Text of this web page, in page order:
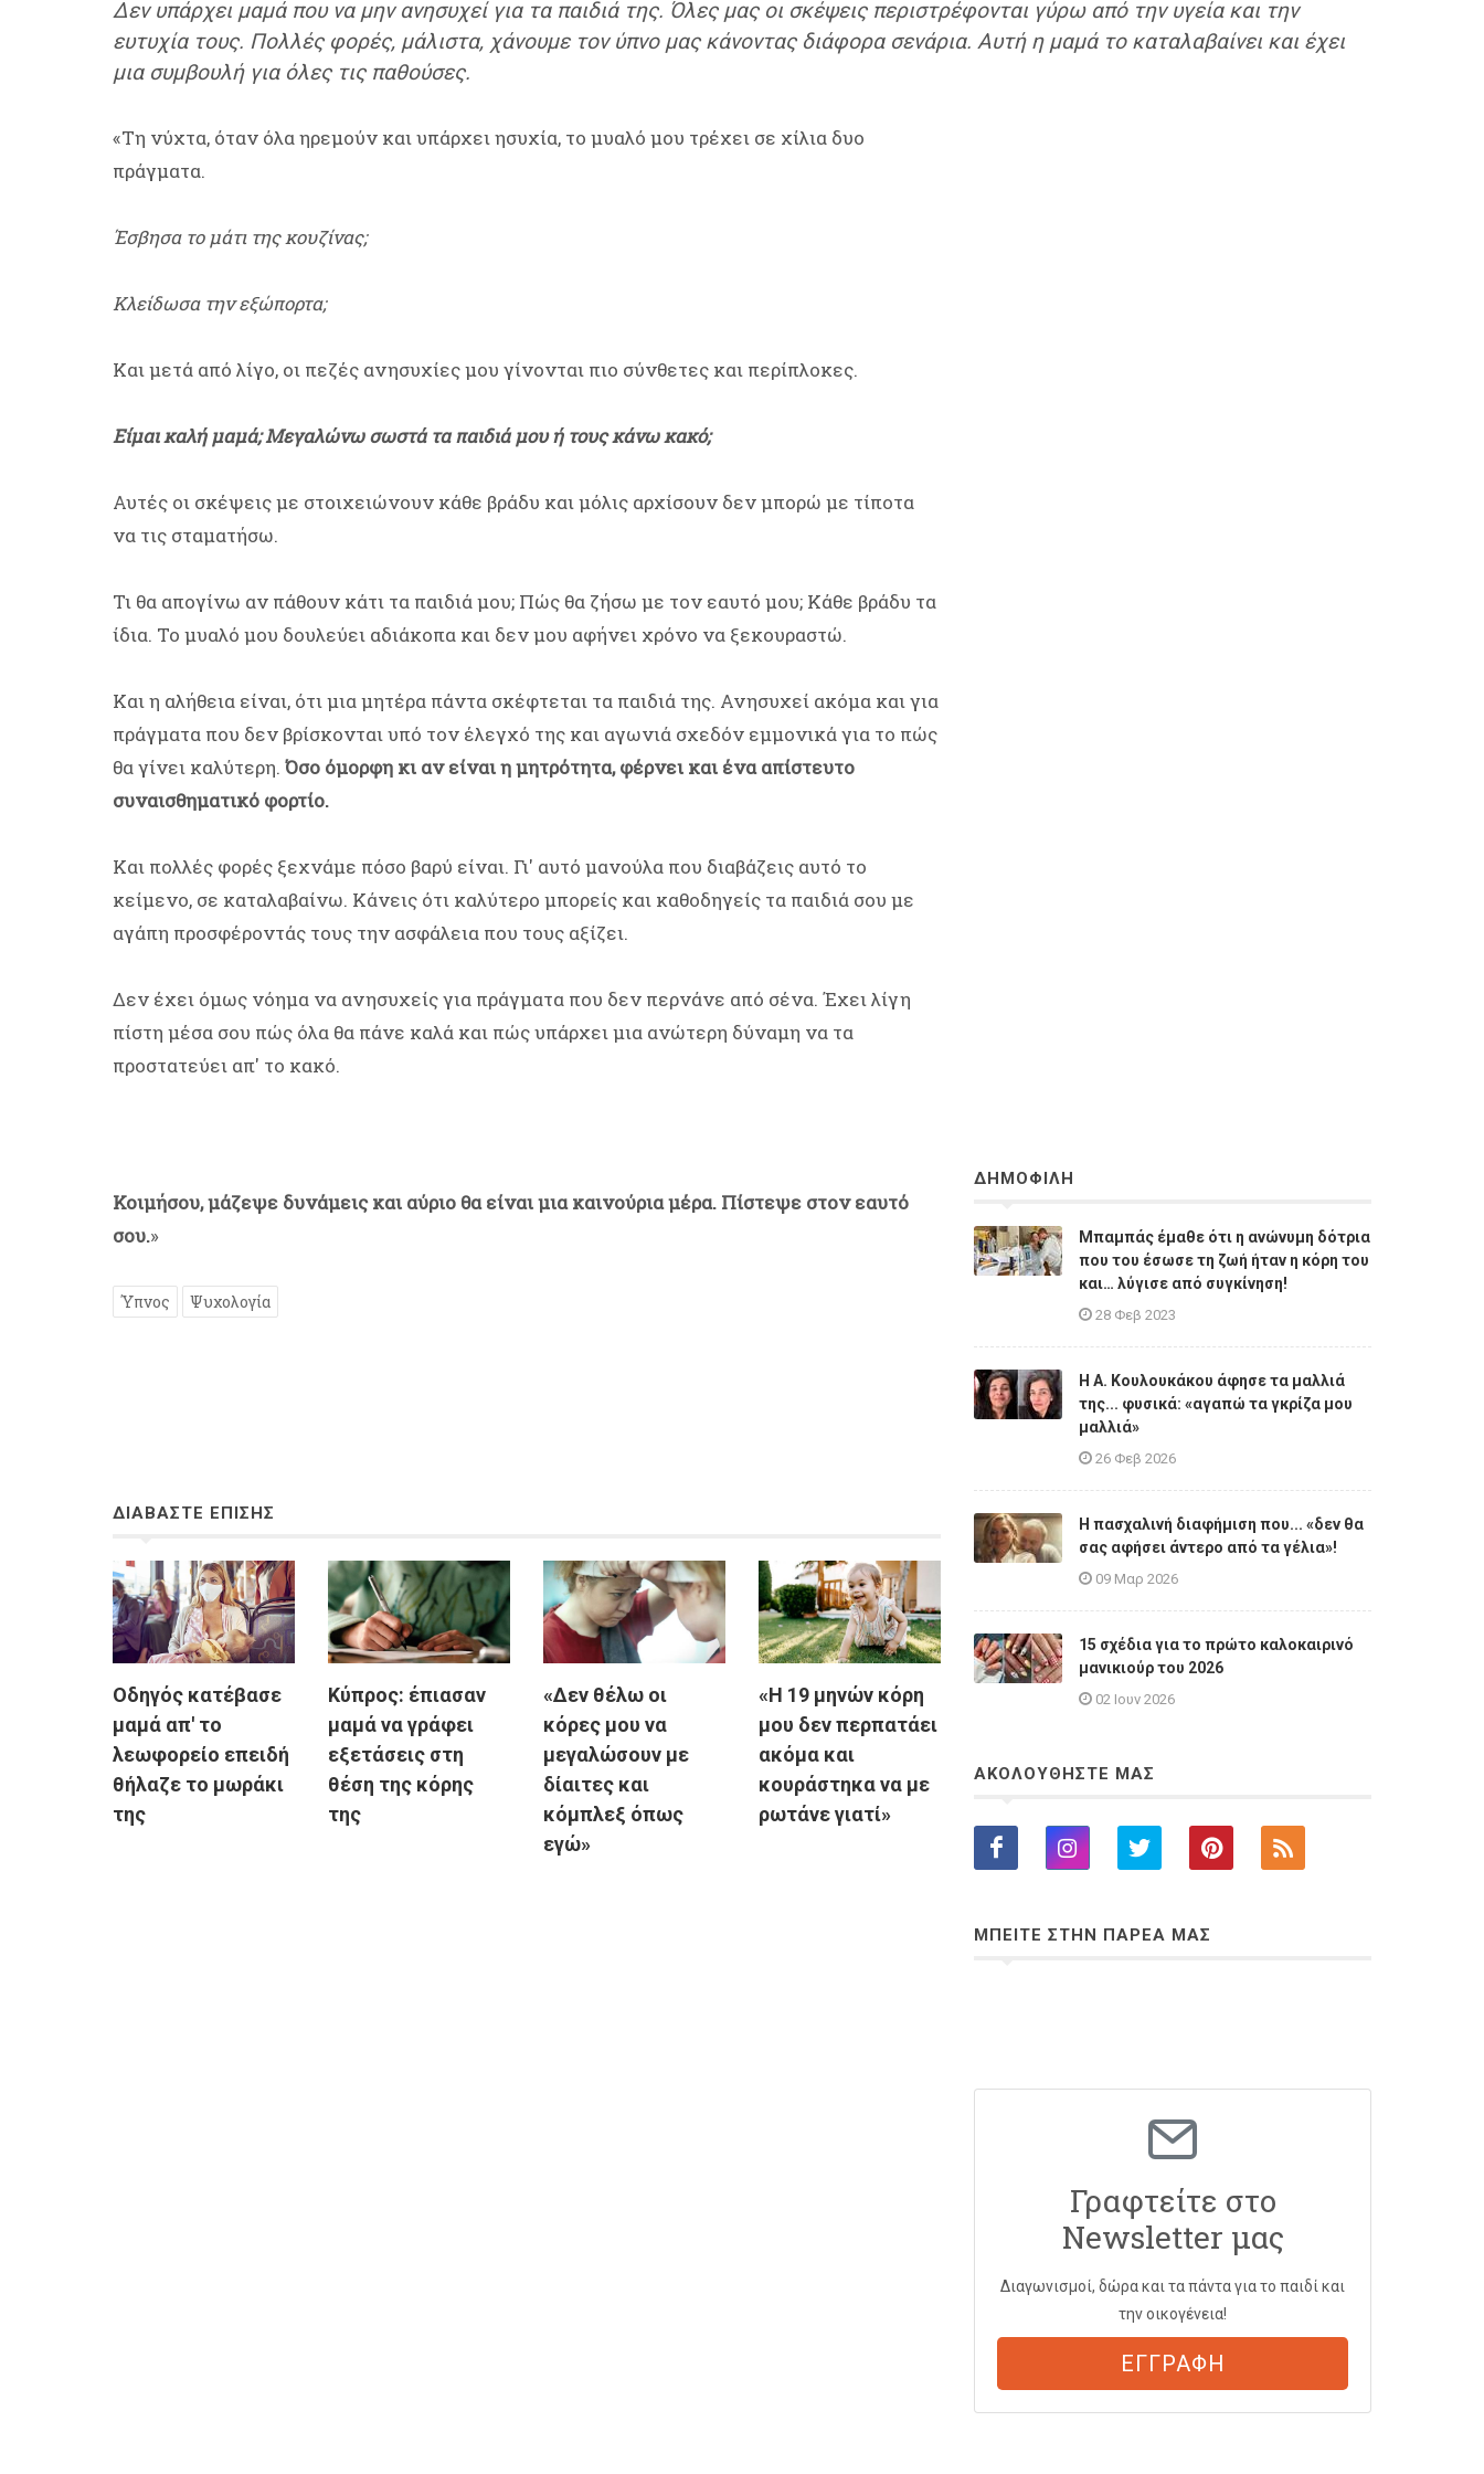
Δεν υπάρχει μαμά που να μην ανησυχεί για τα παιδιά της. Όλες μας οι σκέψεις περιστρέφονται γύρω από την υγεία και την
ευτυχία τους. Πολλές φορές, μάλιστα, χάνουμε τον ύπνο μας κάνοντας διάφορα σενάρια. Αυτή η μαμά το καταλαβαίνει και έχει
μια συμβουλή για όλες τις παθούσες.
«Τη νύχτα, όταν όλα ηρεμούν και υπάρχει ησυχία, το μυαλό μου τρέχει σε χίλια δυο
πράγματα.
Έσβησα το μάτι της κουζίνας;
Κλείδωσα την εξώπορτα;
Και μετά από λίγο, οι πεζές ανησυχίες μου γίνονται πιο σύνθετες και περίπλοκες.
Είμαι καλή μαμά; Μεγαλώνω σωστά τα παιδιά μου ή τους κάνω κακό;
Αυτές οι σκέψεις με στοιχειώνουν κάθε βράδυ και μόλις αρχίσουν δεν μπορώ με τίποτα
να τις σταματήσω.
Τι θα απογίνω αν πάθουν κάτι τα παιδιά μου; Πώς θα ζήσω με τον εαυτό μου; Κάθε βράδυ τα
ίδια. Το μυαλό μου δουλεύει αδιάκοπα και δεν μου αφήνει χρόνο να ξεκουραστώ.
Και η αλήθεια είναι, ότι μια μητέρα πάντα σκέφτεται τα παιδιά της. Ανησυχεί ακόμα και για
πράγματα που δεν βρίσκονται υπό τον έλεγχό της και αγωνιά σχεδόν εμμονικά για το πώς
θα γίνει καλύτερη. Όσο όμορφη κι αν είναι η μητρότητα, φέρνει και ένα απίστευτο
συναισθηματικό φορτίο.
Και πολλές φορές ξεχνάμε πόσο βαρύ είναι. Γι' αυτό μανούλα που διαβάζεις αυτό το
κείμενο, σε καταλαβαίνω. Κάνεις ότι καλύτερο μπορείς και καθοδηγείς τα παιδιά σου με
αγάπη προσφέροντάς τους την ασφάλεια που τους αξίζει.
Δεν έχει όμως νόημα να ανησυχείς για πράγματα που δεν περνάνε από σένα. Έχει λίγη
πίστη μέσα σου πώς όλα θα πάνε καλά και πώς υπάρχει μια ανώτερη δύναμη να τα
προστατεύει απ' το κακό.
Κοιμήσου, μάζεψε δυνάμεις και αύριο θα είναι μια καινούρια μέρα. Πίστεψε στον εαυτό
σου.»
Ύπνος Ψυχολογία
ΔΙΑΒΑΣΤΕ ΕΠΙΣΗΣ
Οδηγός κατέβασε
μαμά απ' το
λεωφορείο επειδή
θήλαζε το μωράκι
της
Κύπρος: έπιασαν
μαμά να γράφει
εξετάσεις στη
θέση της κόρης
της
«Δεν θέλω οι
κόρες μου να
μεγαλώσουν με
δίαιτες και
κόμπλεξ όπως
εγώ»
«Η 19 μηνών κόρη
μου δεν περπατάει
ακόμα και
κουράστηκα να με
ρωτάνε γιατί»
ΔΗΜΟΦΙΛΗ
Μπαμπάς έμαθε ότι η ανώνυμη δότρια
που του έσωσε τη ζωή ήταν η κόρη του
και… λύγισε από συγκίνηση!
28 Φεβ 2023
Η A. Κουλουκάκου άφησε τα μαλλιά
της... φυσικά: «αγαπώ τα γκρίζα μου
μαλλιά»
26 Φεβ 2026
Η πασχαλινή διαφήμιση που... «δεν θα
σας αφήσει άντερο από τα γέλια»!
09 Μαρ 2026
15 σχέδια για το πρώτο καλοκαιρινό
μανικιούρ του 2026
02 Ιουν 2026
ΑΚΟΛΟΥΘΗΣΤΕ ΜΑΣ
ΜΠΕΙΤΕ ΣΤΗΝ ΠΑΡΕΑ ΜΑΣ
Γραφτείτε στο
Newsletter μας
Διαγωνισμοί, δώρα και τα πάντα για το παιδί και
την οικογένεια!
ΕΓΓΡΑΦΗ